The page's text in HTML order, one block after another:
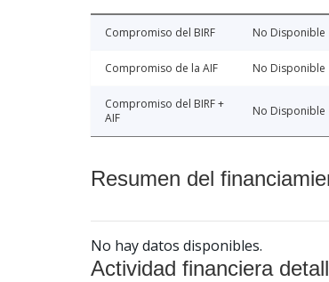
Compromiso del BIRF No Disponible
Compromiso de la AIF No Disponible
Compromiso del BIRF +
AIF
No Disponible
Resumen del
No hay datos disponibles.
Actividad financiera